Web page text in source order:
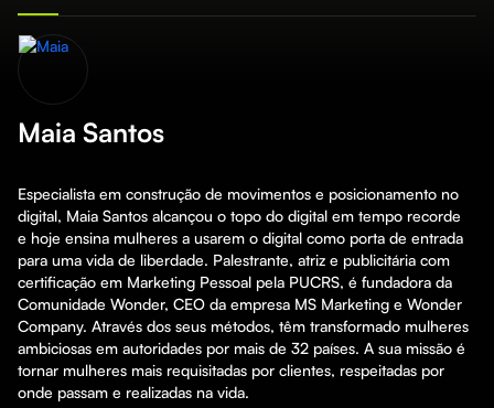
Maia Santos
Especialista em construção de movimentos e posicionamento no
digital, Maia Santos alcançou o topo do digital em tempo recorde
e hoje ensina mulheres a usarem o digital como porta de entrada
para uma vida de liberdade. Palestrante, atriz e publicitária com
certificação em Marketing Pessoal pela PUCRS, é fundadora da
Comunidade Wonder, CEO da empresa MS Marketing e Wonder
Company. Através dos seus métodos, têm transformado mulheres
ambiciosas em autoridades por mais de 32 países. A sua missão é
tornar mulheres mais requisitadas por clientes, respeitadas por
onde passam e realizadas na vida.